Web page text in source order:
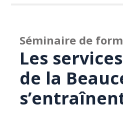
Séminaire de
Les
de la